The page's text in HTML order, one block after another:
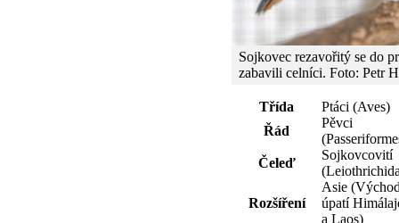
Sojkovec rezavořitý se do
zabavili celníci. Foto: Petr
Třída
Ptáci (Aves)
Řád
Pěvci
Čeleď
Sojkovcovití
Rozšíření
Asie
úpatí
a Laos)